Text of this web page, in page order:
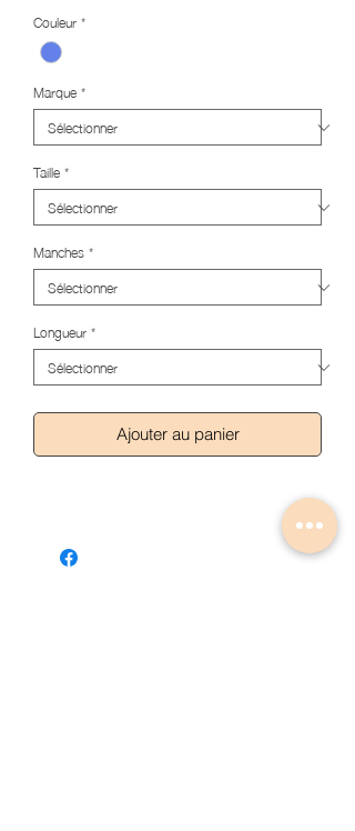
Couleur*
Marque*
Taille*
Manches*
Longueur*
Ajouter au panier